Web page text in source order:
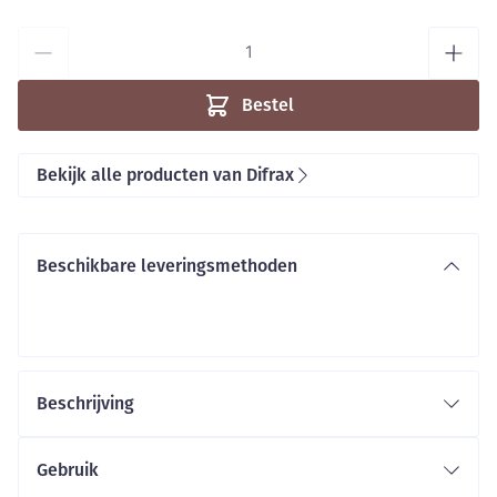
Bestel
Bekijk alle producten van Difrax
Beschikbare leveringsmethoden
Beschrijving
Gebruik